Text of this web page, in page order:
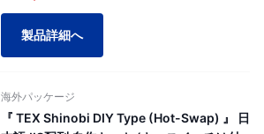
製品詳細へ
海外パッケージ
『 TEX Shinobi DIY Type (Hot-Swap) 』 日